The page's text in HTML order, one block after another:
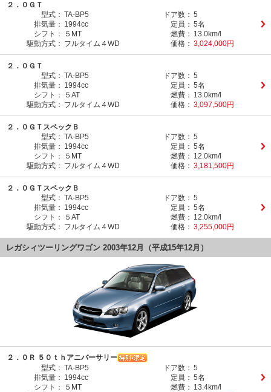
２．０ＧＴ
型式： TA-BP5 ドア数： 5
排気量： 1994cc 定員： 5名
シフト：
５MT 燃費： 13.0km/l
駆動方式： フルタイム４WD 価格： 3,024,000円
２．０ＧＴ
型式： TA-BP5 ドア数： 5
排気量： 1994cc 定員： 5名
シフト：
５AT 燃費： 13.0km/l
駆動方式： フルタイム４WD 価格： 3,097,500円
２．０ＧＴスペックＢ
型式： TA-BP5 ドア数： 5
排気量： 1994cc 定員： 5名
シフト：
５MT 燃費： 12.0km/l
駆動方式： フルタイム４WD 価格： 3,181,500円
２．０ＧＴスペックＢ
型式： TA-BP5 ドア数： 5
排気量： 1994cc 定員： 5名
シフト：
５AT 燃費： 12.0km/l
駆動方式： フルタイム４WD 価格： 3,255,000円
レガシィツーリングワゴン 2003年12月（平成15年12月）
２．０Ｒ ５０ｔｈアニバーサリー
型式： TA-BP5 ドア数： 5
排気量： 1994cc 定員： 5名
シフト：
５MT 燃費： 13.4km/l